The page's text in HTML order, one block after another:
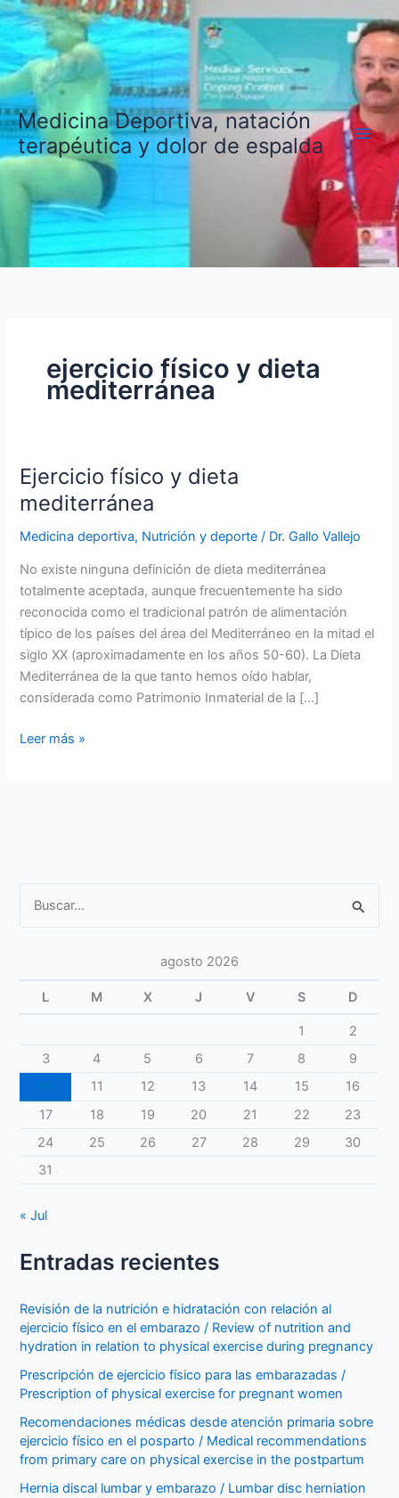
Ir
contenido
Medicina Deportiva, natación
terapéutica y dolor de espalda
ejercicio físico y dieta
mediterránea
Ejercicio físico y dieta
mediterránea
Medicina deportiva, Nutrición y deporte / Dr. Gallo Vallejo
No existe ninguna definición de dieta mediterránea
totalmente aceptada, aunque frecuentemente ha sido
reconocida como el tradicional patrón de alimentación
típico de los países del área del Mediterráneo en la mitad el
siglo XX (aproximadamente en los años 50-60). La Dieta
Mediterránea de la que tanto hemos oído hablar,
considerada como Patrimonio Inmaterial de la […]
Ejercicio
Leer más »
agosto 2026
L M X J V S D
1
2
3
4 5 6 7 8
9
11 12 13 14 15
16
17
18 19 20 21 22
23
24
25 26 27 28 29
30
31
« Jul
Entradas recientes
Revisión de la nutrición e hidratación con relación al
ejercicio físico en el embarazo / Review of nutrition and
hydration in relation to physical exercise during pregnancy
Prescripción de ejercicio físico para las embarazadas /
Prescription of physical exercise for pregnant women
Recomendaciones médicas desde atención primaria sobre
ejercicio físico en el posparto / Medical recommendations
from primary care on physical exercise in the postpartum
Hernia discal lumbar y embarazo / Lumbar disc herniation